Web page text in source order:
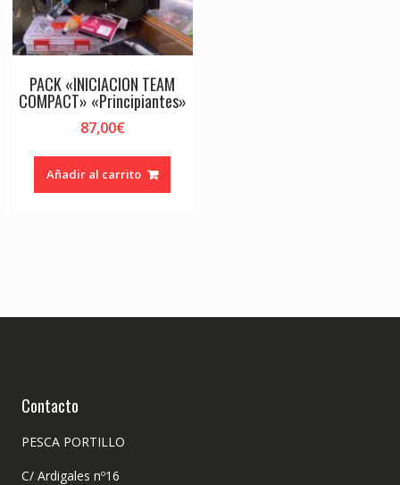
PACK «INICIACION TEAM
COMPACT» «Principiantes»
87,00€
Añadir al carrito
Contacto
PESCA PORTILLO
C/ Ardigales nº16